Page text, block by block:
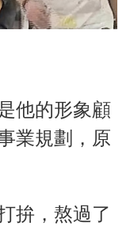
他的形象顧
業規劃，原
拚，熬過了